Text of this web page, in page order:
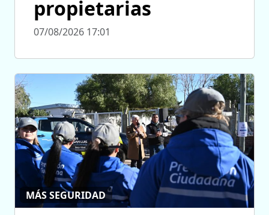
propietarias
07/08/2026 17:01
MÁS SEGURIDAD